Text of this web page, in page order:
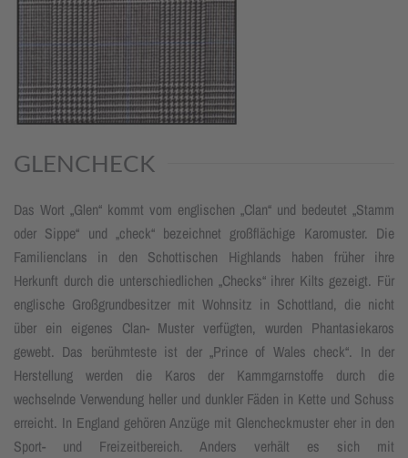
GLENCHECK
Das Wort „Glen“ kommt vom englischen „Clan“ und bedeutet „Stamm
oder Sippe“ und „check“ bezeichnet großflächige Karomuster. Die
Familienclans in den Schottischen Highlands haben früher ihre
Herkunft durch die unterschiedlichen „Checks“ ihrer Kilts gezeigt. Für
englische Großgrundbesitzer mit Wohnsitz in Schottland, die nicht
über ein eigenes Clan- Muster verfügten, wurden Phantasiekaros
gewebt. Das berühmteste ist der „Prince of Wales check“. In der
Herstellung werden die Karos der Kammgarnstoffe durch die
wechselnde Verwendung heller und dunkler Fäden in Kette und Schuss
erreicht. In England gehören Anzüge mit Glencheckmuster eher in den
Sport- und Freizeitbereich. Anders verhält es sich mit